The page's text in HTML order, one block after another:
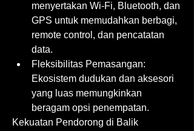
menyertakan Wi-Fi, Bluetooth, dan
GPS untuk memudahkan berbagi,
remote control, dan pencatatan
data.
Fleksibilitas Pemasangan:
Ekosistem dudukan dan aksesori
yang luas memungkinkan
beragam opsi penempatan.
Kekuatan Pendorong di Balik